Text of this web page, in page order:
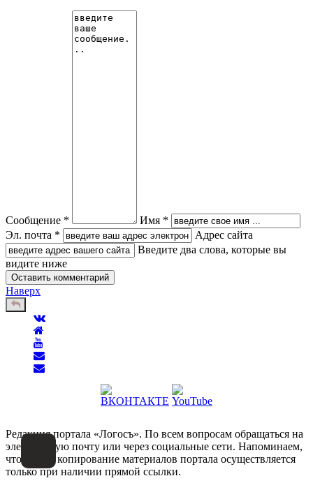
Сообщение *
Имя *
Эл. почта *
Адрес сайта
Введите два слова, которые вы
видите ниже
Наверх
Редакция портала «Логосъ». По всем вопросам обращаться на
электронную почту или через социальные сети. Напоминаем,
что любое копирование материалов портала осуществляется
только при наличии прямой ссылки.